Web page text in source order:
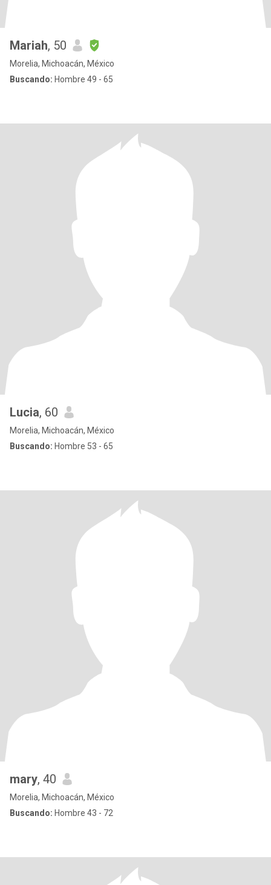
Mariah, 50
Morelia, Michoacán, México
Buscando: Hombre 49 - 65
Lucia, 60
Morelia, Michoacán, México
Buscando: Hombre 53 - 65
mary, 40
Morelia, Michoacán, México
Buscando: Hombre 43 - 72